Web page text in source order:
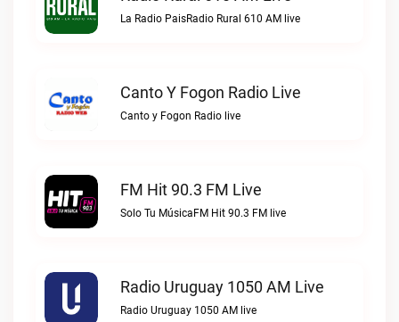
La Radio PaisRadio Rural 610 AM live
Canto Y Fogon Radio Live
Canto y Fogon Radio live
FM Hit 90.3 FM Live
Solo Tu MúsicaFM Hit 90.3 FM live
Radio Uruguay 1050 AM Live
Radio Uruguay 1050 AM live